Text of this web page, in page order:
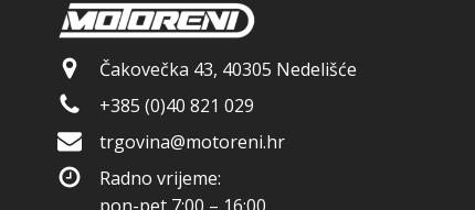
Čakovečka 43, 40305 Nedelišće
+385 (0)40 821 029
trgovina@motoreni.hr
Radno vrijeme: